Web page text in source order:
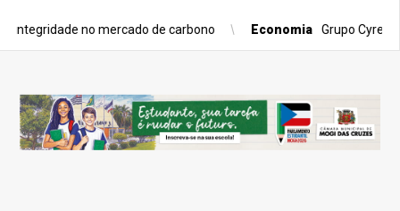
no mercado de carbono Economia Grupo Cyrela é